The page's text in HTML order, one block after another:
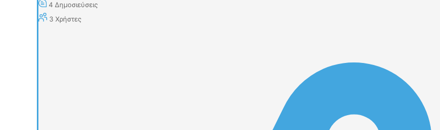
4 Δημοσιεύσεις
3 Χρήστες